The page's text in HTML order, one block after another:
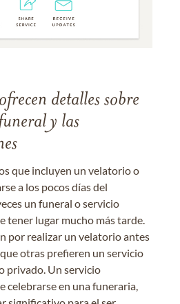
detalles sobre
y las
que incluyen un velatorio o
a los pocos días del
un funeral o servicio
tener lugar mucho más tarde.
por realizar un velatorio antes
otras prefieren un servicio
privado. Un servicio
celebrarse en una funeraria,